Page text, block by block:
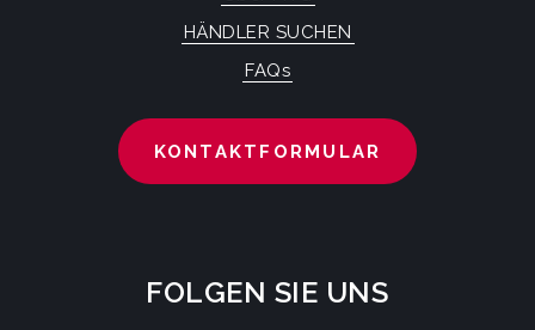
HÄNDLER SUCHEN
FAQs
KONTAKTFORMULAR
FOLGEN SIE UNS